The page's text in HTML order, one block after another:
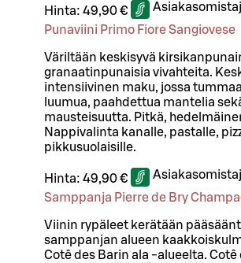
Hinta: 49,90 €
Punaviini Primo Fiore Sangiovese
Väriltään keskisyvä
granaatinpunaisia vivahteita.
intensiivinen maku, jossa
luumua, paahdettua mantelia
mausteisuutta. Pitkä,
Nappivalinta kanalle, pastalle,
pikkusuolaisille.
Hinta: 49,90 €
Samppanja Pierre de Bry
Viinin rypäleet kerätään
samppanjan alueen
Cotê des Barin ala -alueelta. Cotê